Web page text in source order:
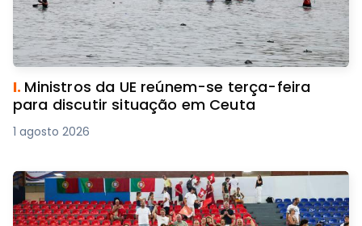
I. Ministros da UE reúnem-se terça-feira
para discutir situação em Ceuta
1 agosto 2026